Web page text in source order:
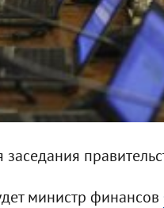
министр финансов